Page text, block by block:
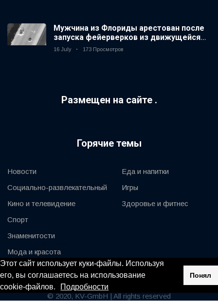
Этот сайт использует куки-файлы. Используя
его, вы соглашаетесь на использование
cookie-файлов.
Подробности
Понял
Мужчина из Флориды арестован после
запуска фейерверков из движущейся
машины
16 July 173 Просмотров
Размещен на сайте .
Горячие темы
Новости
Социально-развлекательный
Кино и телевидение
Спорт
Знаменитости
Мода и красота
Автомобили и мотор
Еда и напитки
Игры
Здоровье и фитнес
© 2020, KV-GmbH | All rights reserved